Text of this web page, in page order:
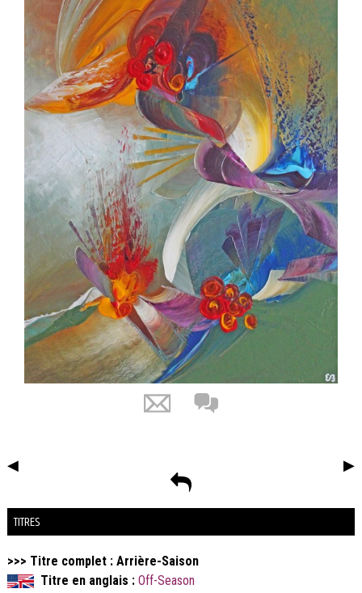
◀ ▶
TITRES
>>> Titre complet : Arrière-Saison
Titre en anglais : Off-Season